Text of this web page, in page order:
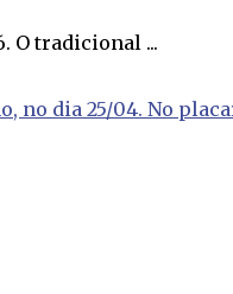
O tradicional ...